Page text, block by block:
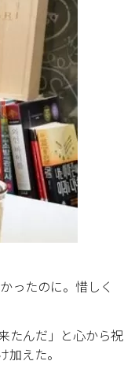
ったのに。惜しく
たんだ」と心から祝
えた。